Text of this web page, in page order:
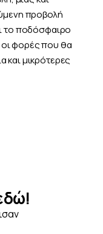
προβολή
το ποδόσφαιρο
οι φορές που θα
και μικρότερες